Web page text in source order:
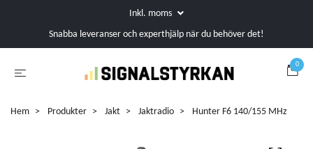
Inkl. moms
Snabba leveranser och experthjälp när du behöver det!
0
Hem Produkter Jakt Jaktradio Hunter F6 140/155 MHz